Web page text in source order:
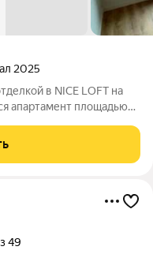
2025
в NICE LOFT на
обустройству
49